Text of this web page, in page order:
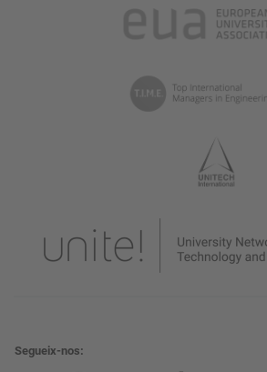
Segueix-nos